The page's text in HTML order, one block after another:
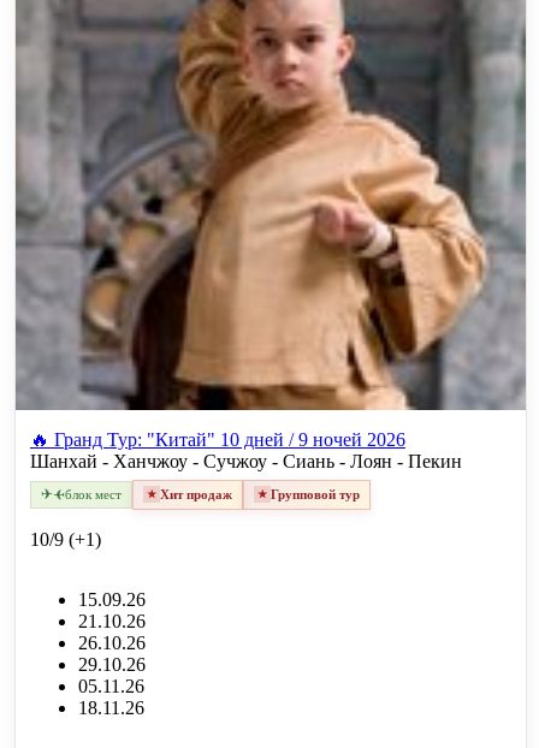
🔥 Гранд Тур: "Китай" 10 дней / 9 ночей 2026
Шанхай - Ханчжоу - Сучжоу - Сиань - Лоян - Пекин
✈✈блок мест Хит продаж Групповой тур
10/9 (+1)
15.09.26
21.10.26
26.10.26
29.10.26
05.11.26
18.11.26